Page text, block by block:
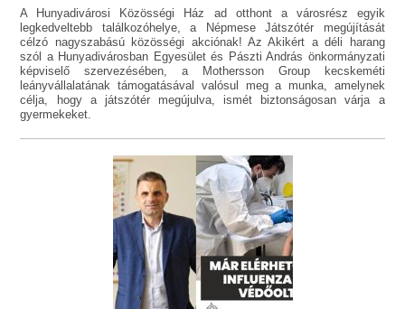
A Hunyadivárosi Közösségi Ház ad otthont a városrész egyik
legkedveltebb találkozóhelye, a Népmese Játszótér megújítását
célzó nagyszabású közösségi akciónak! Az Akikért a déli harang
szól a Hunyadivárosban Egyesület és Pászti András önkormányzati
képviselő szervezésében, a Mothersson Group kecskeméti
leányvállalatának támogatásával valósul meg a munka, amelynek
célja, hogy a játszótér megújulva, ismét biztonságosan várja a
gyermekeket.